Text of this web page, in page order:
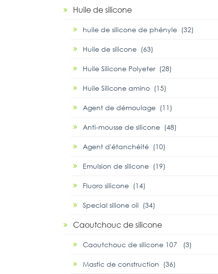
Huile de silicone
huile de silicone de phényle (32)
Huile de silicone (63)
Huile Silicone Polyeter (28)
Huile Silicone amino (15)
Agent de démoulage (11)
Anti-mousse de silicone (48)
Agent d'étanchéité (10)
Emulsion de silicone (19)
Fluoro silicone (14)
Special silione oil (34)
Caoutchouc de silicone
Caoutchouc de silicone 107 (3)
Mastic de construction (36)